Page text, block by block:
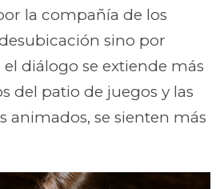
la compañía de los
sino por
diálogo se extiende más
del patio de juegos y las
animados, se sienten más